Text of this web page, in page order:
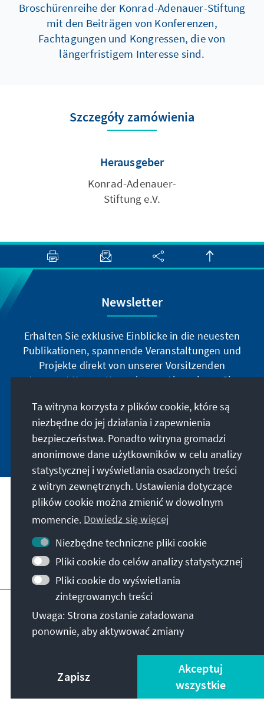
Broschürenreihe der Konrad-Adenauer-Stiftung
mit den Beiträgen von Konferenzen,
Fachtagungen und Kongressen, die von
längerfristigem Interesse sind.
Szczegóły zamówienia
Herausgeber
Konrad-Adenauer-
Stiftung e.V.
Newsletter
Erhalten Sie exklusive Einblicke in die neuesten
Publikationen, spannende Veranstaltungen und
Projekte direkt von unserer Vorsitzenden
Annegret Kramp-Karrenbauer. Abonnieren Sie
auf dem Laufenden.
Jetzt abonnieren
Nasza misja
Kontakt
Dalsza działalność fundacji
Impressum Polityka prywatności
Erklärung zur Barrierefreiheit
Barriere melden
Mapa strony
© Konrad-Adenauer-Stiftung e.V. 2026
Ta witryna korzysta z plików cookie, które są
niezbędne do jej działania i zapewnienia
bezpieczeństwa. Ponadto witryna gromadzi
anonimowe dane użytkowników w celu analizy
statystycznej i wyświetlania osadzonych treści
z witryn zewnętrznych. Ustawienia dotyczące
plików cookie można zmienić w dowolnym
momencie. Dowiedz się więcej
Niezbędne techniczne pliki cookie
Pliki cookie do celów analizy statystycznej
Pliki cookie do wyświetlania
zintegrowanych treści
Uwaga: Strona zostanie załadowana
ponownie, aby aktywować zmiany
Zapisz
Akceptuj
wszystkie